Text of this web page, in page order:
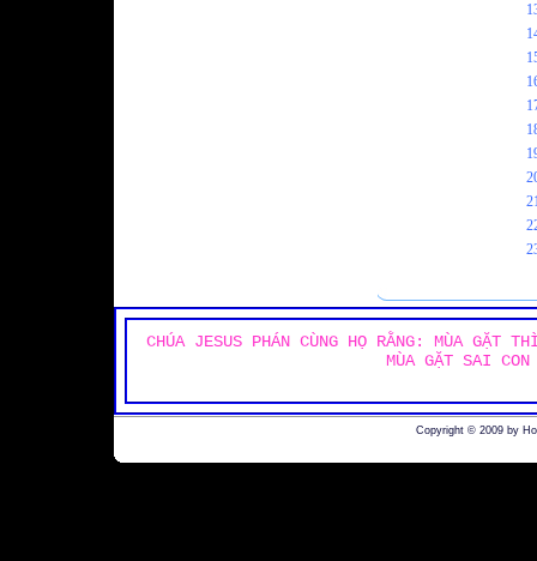
CHÚA JESUS PHÁN CÙNG HỌ RẰNG: MÙA GẶT
MÙA GẶT SAI
Copyright © 2009 by